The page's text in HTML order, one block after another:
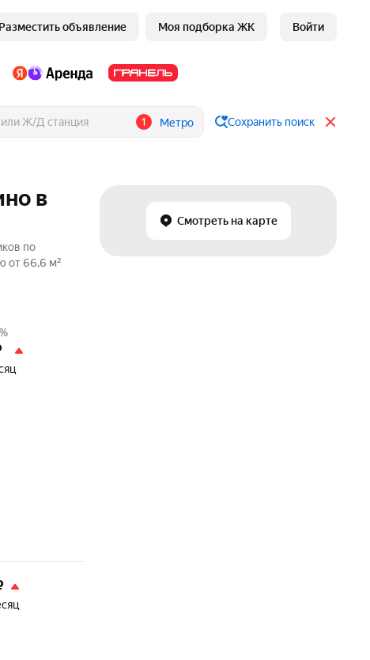
Разместить объявление Моя подборка ЖК Войти
1 Метро Сохранить поиск
Смотреть на карте
в
по
от 66,6 м²